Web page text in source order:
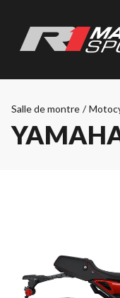
Salle de montre /